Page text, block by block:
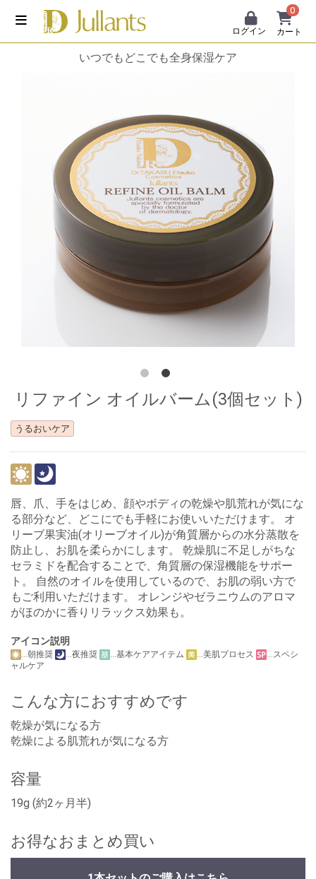
ログイン
0
カート
いつでもどこでも全身保湿ケア
リファイン オイルバーム(3個セット)
うるおいケア
唇、爪、手をはじめ、顔やボディの乾燥や肌荒れが気にな
る部分など、どこにでも手軽にお使いいただけます。 オ
リーブ果実油(オリーブオイル)が角質層からの水分蒸散を
防止し、お肌を柔らかにします。 乾燥肌に不足しがちな
セラミドを配合することで、角質層の保湿機能をサポー
ト。 自然のオイルを使用しているので、お肌の弱い方で
もご利用いただけます。 オレンジやゼラニウムのアロマ
がほのかに香りリラックス効果も。
アイコン説明
…朝推奨 …夜推奨 …基本ケアアイテム …美肌プロセス
…スペシ
ャルケア
こんな方におすすめです
乾燥が気になる方
乾燥による肌荒れが気になる方
容量
19g (約2ヶ月半)
お得なおまとめ買い